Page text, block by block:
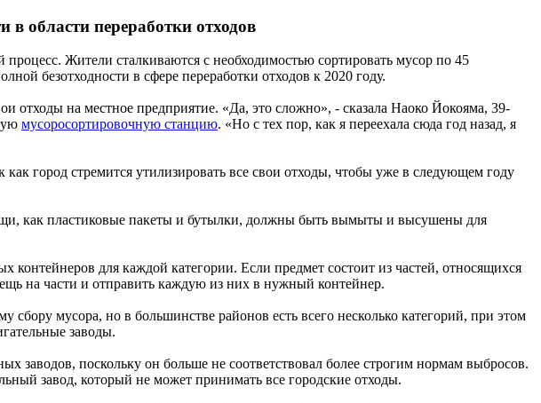
в области переработки отходов
Жители сталкиваются с необходимостью сортировать мусор по 45
безотходности в сфере переработки отходов к 2020 году.
отходы на местное предприятие. «Да, это сложно», - сказала Наоко Йокояма, 39-
мусоросортировочную станцию. «Но с тех пор, как я переехала сюда год назад, я
город стремится утилизировать все свои отходы, чтобы уже в следующем году
как пластиковые пакеты и бутылки, должны быть вымыты и высушены для
контейнеров для каждой категории. Если предмет состоит из частей, относящихся
на части и отправить каждую из них в нужный контейнер.
сбору мусора, но в большинстве районов есть всего несколько категорий, при этом
заводы.
заводов, поскольку он больше не соответствовал более строгим нормам выбросов.
завод, который не может принимать все городские отходы.